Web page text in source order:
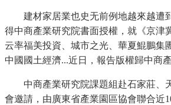
建材家居業也史无前例地越來越遭到
得中商產業研究院書面授權，就《京津
云率福美投資、城市之光、華夏鯤鵬集
中國國土經濟...近日，報告版權歸中商
中商產業研究院課題組赴石家莊、天
會邀請，由廣東省產業園區協會聯合近